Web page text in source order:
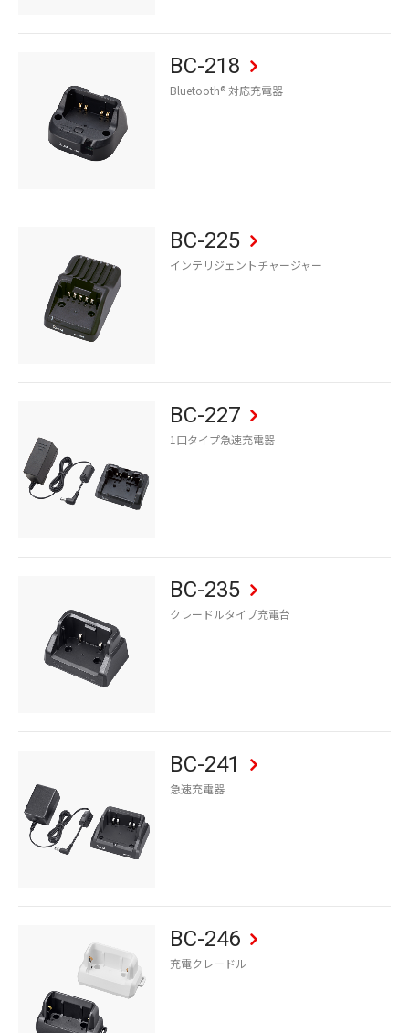
BC-218
Bluetooth® 対応充電器
BC-225
インテリジェントチャージャー
BC-227
1口タイプ急速充電器
BC-235
クレードルタイプ充電台
BC-241
急速充電器
BC-246
充電クレードル